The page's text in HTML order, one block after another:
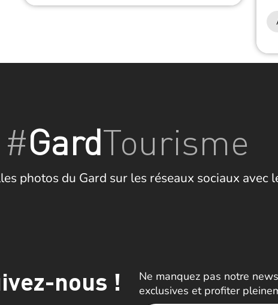
#GardTourisme
photos du Gard sur les réseaux sociaux avec
nous !
Ne manquez pas notre
exclusives et profiter